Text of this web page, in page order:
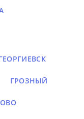
ГРОЗНЫЙ